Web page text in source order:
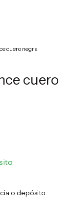
cuero negra
cuero
o depósito